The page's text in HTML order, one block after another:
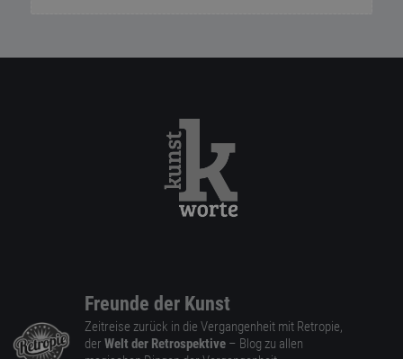
Freunde der Kunst
Zeitreise zurück in die Vergangenheit mit Retropie,
der Welt der Retrospektive – Blog zu allen